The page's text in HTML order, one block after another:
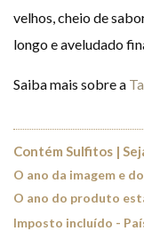
velhos, cheio de
longo e aveludado
Saiba mais sobre a
Contém Sulfitos |
O ano da imagem e
O ano do produto
Imposto incluído -